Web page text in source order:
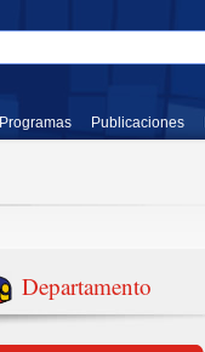
Programas Publicaciones
Departamento